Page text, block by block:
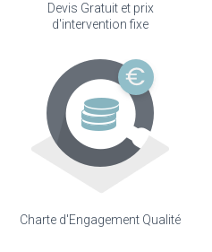
Devis Gratuit et prix
d'intervention fixe
Charte d'Engagement Qualité